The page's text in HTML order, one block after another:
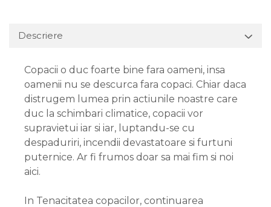
Descriere
Copacii o duc foarte bine fara oameni, insa
oamenii nu se descurca fara copaci. Chiar daca
distrugem lumea prin actiunile noastre care
duc la schimbari climatice, copacii vor
supravietui iar si iar, luptandu-se cu
despaduriri, incendii devastatoare si furtuni
puternice. Ar fi frumos doar sa mai fim si noi
aici.
In Tenacitatea copacilor, continuarea